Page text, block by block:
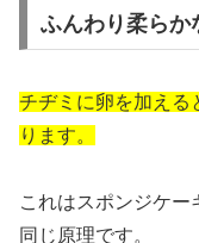
ふんわり柔らか
チヂミに卵を加える
ります。
これはスポンジケー
同じ原理です。